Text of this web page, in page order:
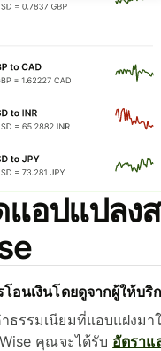
อปแปลง
โอนเงินโดยดูจากผู้ให้บริ
ธรรมเนียมที่แอบแฝงมา
คุณจะได้รับ อัตราแ